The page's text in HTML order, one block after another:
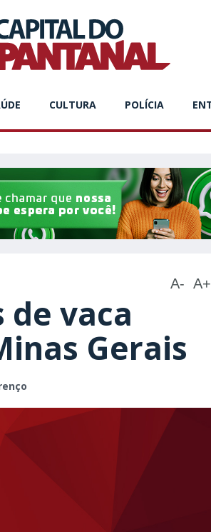
CULTURA POLÍCIA
A- A+
vaca
Gerais